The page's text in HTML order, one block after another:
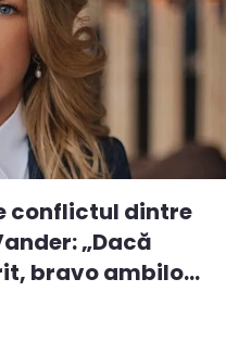
conflictul dintre
„Dacă
bravo ambilo...